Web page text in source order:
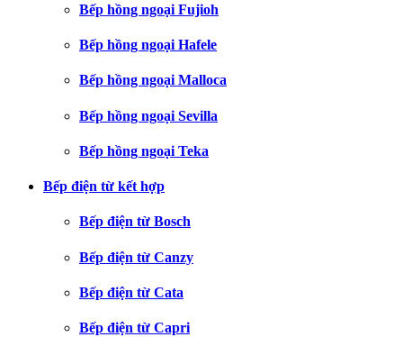
Bếp hồng ngoại Fujioh
Bếp hồng ngoại Hafele
Bếp hồng ngoại Malloca
Bếp hồng ngoại Sevilla
Bếp hồng ngoại Teka
Bếp điện từ kết hợp
Bếp điện từ Bosch
Bếp điện từ Canzy
Bếp điện từ Cata
Bếp điện từ Capri